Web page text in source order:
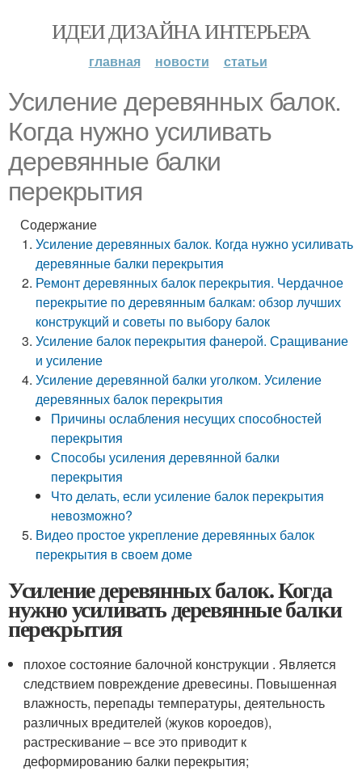
ИДЕИ ДИЗАЙНА ИНТЕРЬЕРА
главная новости статьи
Усиление деревянных балок.
Когда нужно усиливать
деревянные балки
перекрытия
Содержание
Усиление деревянных балок. Когда нужно усиливать
деревянные балки перекрытия
Ремонт деревянных балок перекрытия. Чердачное
перекрытие по деревянным балкам: обзор лучших
конструкций и советы по выбору балок
Усиление балок перекрытия фанерой. Сращивание
и усиление
Усиление деревянной балки уголком. Усиление
деревянных балок перекрытия
Причины ослабления несущих способностей
перекрытия
Способы усиления деревянной балки
перекрытия
Что делать, если усиление балок перекрытия
невозможно?
Видео простое укрепление деревянных балок
перекрытия в своем доме
Усиление деревянных балок. Когда
нужно усиливать деревянные балки
перекрытия
плохое состояние балочной конструкции . Является
следствием повреждение древесины. Повышенная
влажность, перепады температуры, деятельность
различных вредителей (жуков короедов),
растрескивание – все это приводит к
деформированию балки перекрытия;